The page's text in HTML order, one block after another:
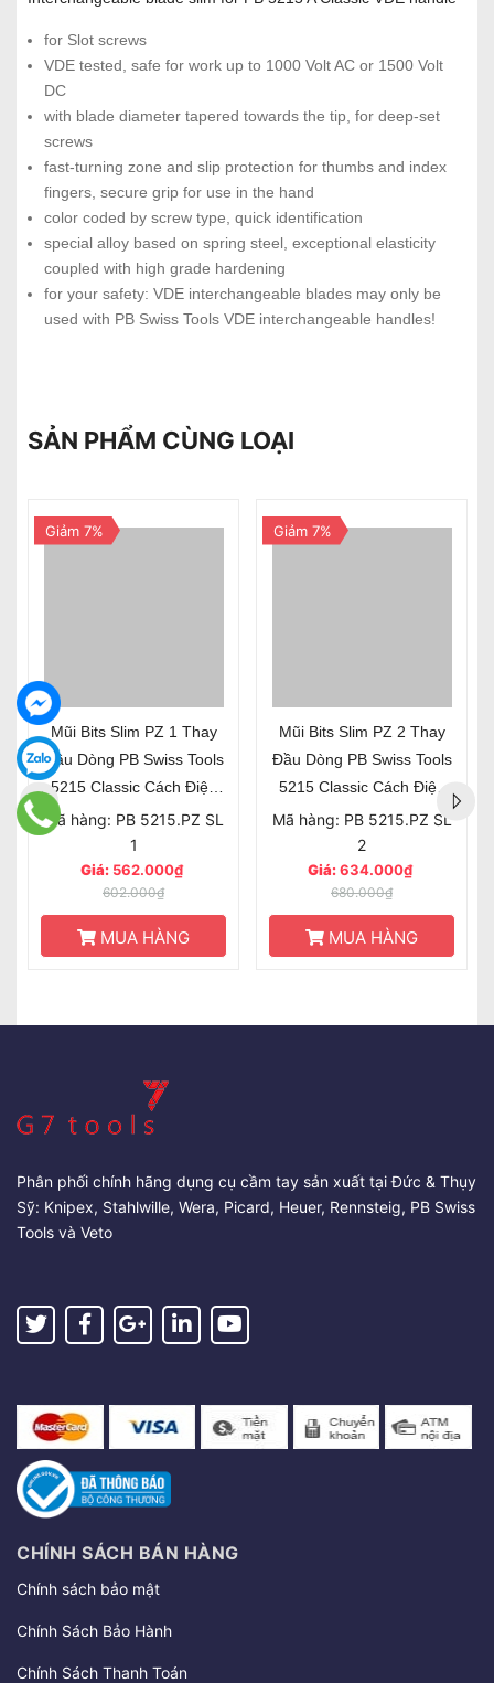
for Slot screws
VDE tested, safe for work up to 1000 Volt AC or 1500 Volt
DC
with blade diameter tapered towards the tip, for deep-set
screws
fast-turning zone and slip protection for thumbs and index
fingers, secure grip for use in the hand
color coded by screw type, quick identification
special alloy based on spring steel, exceptional elasticity
coupled with high grade hardening
for your safety: VDE interchangeable blades may only be
used with PB Swiss Tools VDE interchangeable handles!
SẢN PHẨM CÙNG LOẠI
Giảm 7%
Mũi Bits Slim PZ 1 Thay
Đầu Dòng PB Swiss Tools
5215 Classic Cách Điện
VDE
Mã hàng: PB 5215.PZ SL
1
Giá: 562.000₫
602.000₫
MUA HÀNG
Giảm 7%
Mũi Bits Slim PZ 2 Thay
Đầu Dòng PB Swiss Tools
5215 Classic Cách Điện
VDE
Mã hàng: PB 5215.PZ SL
2
Giá:634.000₫
680.000₫
MUA HÀNG
Phân phối chính hãng dụng cụ cầm tay sản xuất tại Đức & Thụy
Sỹ: Knipex, Stahlwille, Wera, Picard, Heuer, Rennsteig, PB Swiss
Tools và Veto
CHÍNH SÁCH BÁN HÀNG
Chính sách bảo mật
Chính Sách Bảo Hành
Chính Sách Thanh Toán